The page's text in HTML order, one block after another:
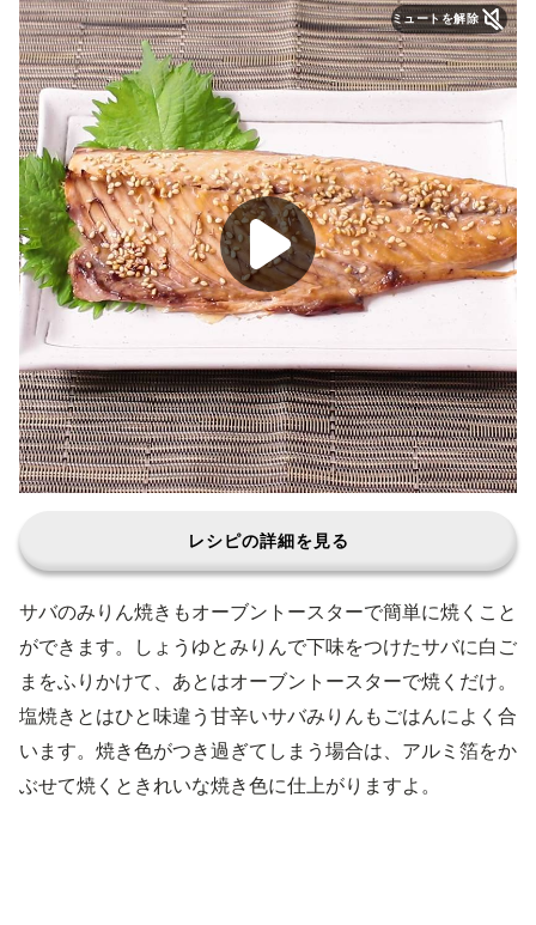
ミュートを解除
レシピの詳細を見る
サバのみりん焼きもオーブントースターで簡単に焼くこと
ができます。しょうゆとみりんで下味をつけたサバに白ご
まをふりかけて、あとはオーブントースターで焼くだけ。
塩焼きとはひと味違う甘辛いサバみりんもごはんによく合
います。焼き色がつき過ぎてしまう場合は、アルミ箔をか
ぶせて焼くときれいな焼き色に仕上がりますよ。